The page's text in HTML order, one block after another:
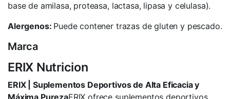
base de amilasa, proteasa, lactasa, lipasa y celulasa).
Alergenos: Puede contener trazas de gluten y pescado.
Marca
ERIX Nutricion
ERIX | Suplementos Deportivos de Alta Eficacia y
Máxima PurezaERIX ofrece suplementos deportivos